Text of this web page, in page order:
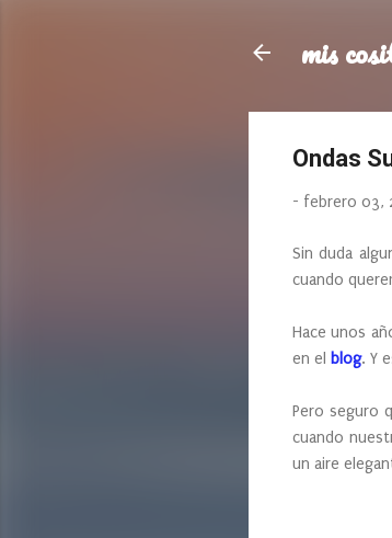
mis
Ondas
- febrero 03,
Sin duda
cuando
Hace unos
en el blog. Y
Pero seguro
cuando
un aire